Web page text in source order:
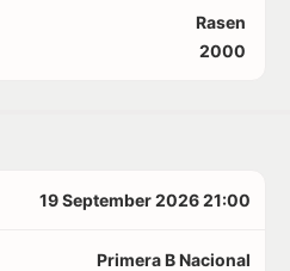
Rasen
2000
19 September 2026 21:00
Primera B Nacional